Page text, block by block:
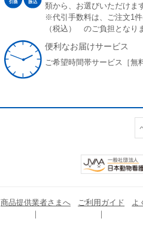
類から、お選びいただけま
※代引手数料は、ご注文1件
（税込） のご負担となり
便利なお届けサービス
ご希望時間帯サービス［無
商品提供業者さまへ ご利用ガイド よ